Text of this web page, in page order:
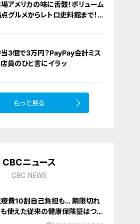
アメリカの味に舌鼓！ボリューム
グルメからレトロ史料館まで！
3個で3万円？PayPay会計ミス
員のひと言にイラッ
もっと見る
CBCニュース
CBC NEWS
療費10割自己負担も… 期限切れ
使えた従来の健康保険証はつい
終了 8月以降起こりうるマイナ保